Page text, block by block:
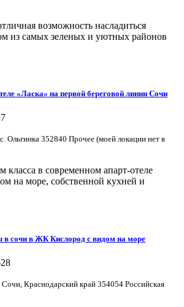
возможность насладиться
из самых зеленых и уютных районов
«Ласка» на первой береговой линии Сочи
Ольгинка 352840 Прочее (моей локации нет в
класса в современном апарт-отеле
на море, собственной кухней и
в сочи в ЖК Кислород с видом на море
Краснодарский край 354054 Российская